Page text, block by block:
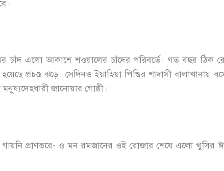
চাঁদ এলো আকাশে শওয়ালের চাঁদের পরিবর্তে। গত বছর ঠিক
প্রচণ্ড ঝড়ে। সেদিনও ইয়াহিয়া পিণ্ডির শাদাসী বালাখানায়
জানোয়ার গোষ্ঠী।
প্রাণভরে- ও মন রমজানের ওই রোজার শেষে এলো খুসির